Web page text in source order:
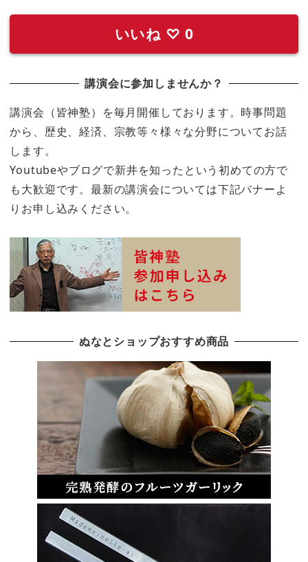
いいね ♡ 0
講演会に参加しませんか？
講演会（皆神塾）を毎月開催しております。時事問題
から、歴史、経済、宗教等々様々な分野についてお話
します。
Youtubeやブログで新井を知ったという初めての方で
も大歓迎です。最新の講演会については下記バナーよ
りお申し込みください。
ぬなとショップおすすめ商品